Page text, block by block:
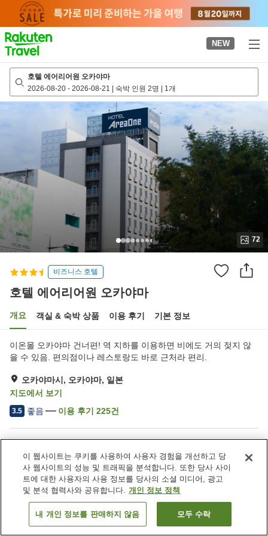
page
NEW
호텔 에어리어원 오카야마
2026-08-20 - 2026-08-21 | 숙박 인원 2명 | 1개
72
비즈니스 호텔
호텔 에어리어원 오카야마
개요 객실 & 숙박 상품 이용 후기 기본 정보
이온몰 오카야마 건너편! 역 지하를 이용하면 비에도 거의 젖지 않
을 수 있음. 편의점이나 레스토랑도 바로 근처라 편리.
오카야마시, 오카야마, 일본
지도에서 보기
3.5 좋음 이용 후기 225건
스파 / 미용실
레스토랑
자동판매기
회의실
객실 보기
이 웹사이트는 쿠키를 사용하여 사용자 경험을 개선하고 당
사 웹사이트의 성능 및 트래픽을 분석합니다. 또한 당사 사이
트에 대한 사용자의 사용 정보를 당사의 소셜 미디어, 광고
및 분석 협력사와 공유합니다. 개인 정보 정책
내 개인 정보를 판매하지 않음 모두 수락